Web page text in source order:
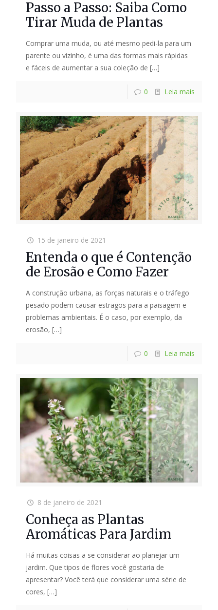
Passo a Passo: Saiba Como
Tirar Muda de Plantas
Comprar uma muda, ou até mesmo pedi-la para um
parente ou vizinho, é uma das formas mais rápidas
e fáceis de aumentar a sua coleção de […]
0 Leia mais
15 de janeiro de 2021
Entenda o que é Contenção
de Erosão e Como Fazer
A construção urbana, as forças naturais e o tráfego
pesado podem causar estragos para a paisagem e
problemas ambientais. É o caso, por exemplo, da
erosão, […]
0 Leia mais
8 de janeiro de 2021
Conheça as Plantas
Aromáticas Para Jardim
Há muitas coisas a se considerar ao planejar um
jardim. Que tipos de flores você gostaria de
apresentar? Você terá que considerar uma série de
cores, […]